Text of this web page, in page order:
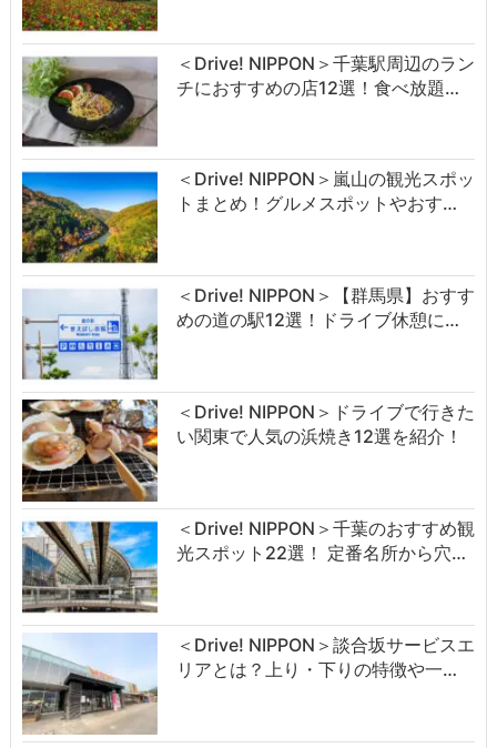
＜Drive! NIPPON＞千葉駅周辺のラン
チにおすすめの店12選！食べ放題…
＜Drive! NIPPON＞嵐山の観光スポッ
トまとめ！グルメスポットやおす…
＜Drive! NIPPON＞【群馬県】おすす
めの道の駅12選！ドライブ休憩に…
＜Drive! NIPPON＞ドライブで行きた
い関東で人気の浜焼き12選を紹介！
＜Drive! NIPPON＞千葉のおすすめ観
光スポット22選！ 定番名所から穴…
＜Drive! NIPPON＞談合坂サービスエ
リアとは？上り・下りの特徴や一…